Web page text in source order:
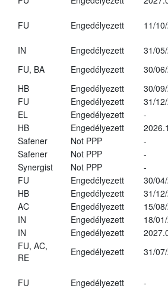
FU Engedélyezett 11/
IN Engedélyezett
31/
FU, BA Engedélyezett
30/
HB Engedélyezett
30/
FU Engedélyezett
31/
EL Engedélyezett
-
HB Engedélyezett
Safener Not PPP
-
Safener Not PPP
-
Synergist Not PPP
-
FU Engedélyezett
30/
HB Engedélyezett
31/
AC Engedélyezett
15/
IN Engedélyezett
18/
IN Engedélyezett
FU, AC,
RE
Engedélyezett
31/
FU Engedélyezett -